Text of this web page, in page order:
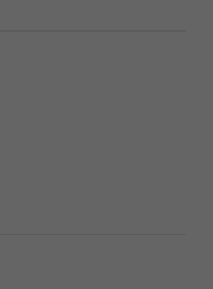
arvostamme
se on aina
aluselle :)